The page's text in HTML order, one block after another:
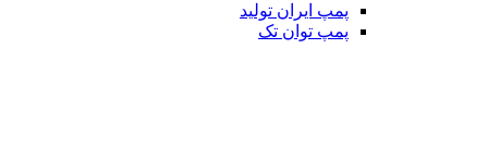
پمپ ایران تولید
پمپ توان تک